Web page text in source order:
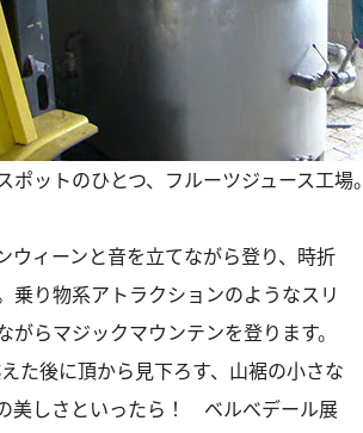
ポットのひとつ、フルーツジュース工
ウィーンと音を立てながら登り、時折
乗り物系アトラクションのようなスリ
がらマジックマウンテンを登ります。
た後に頂から見下ろす、山裾の小さな
美しさといったら！ ベルべデール展